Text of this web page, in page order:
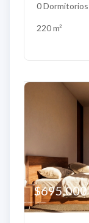
0 Dormitorios
220 m²
$695,000